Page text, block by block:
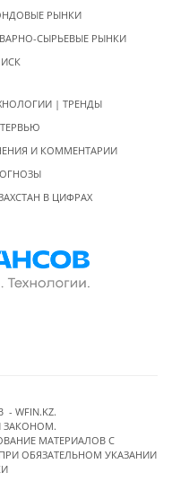
РЫНКИ
СЫРЬЕВЫЕ РЫНКИ
| ТРЕНДЫ
И КОММЕНТАРИИ
В ЦИФРАХ
WFIN.KZ.
ЗАКОНОМ.
МАТЕРИАЛОВ C
ОБЯЗАТЕЛЬНОМ УКАЗАНИИ